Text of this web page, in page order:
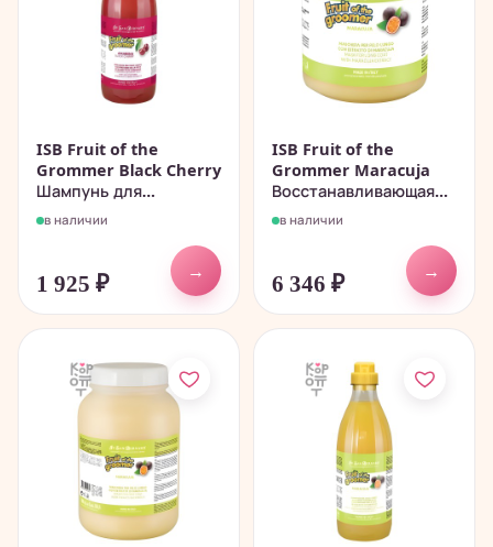
ISB Fruit of the
Grommer Black Cherry
Шампунь для...
в наличии
1 925 ₽
→
ISB Fruit of the
Grommer Maracuja
Восстанавливающая...
в наличии
6 346 ₽
→